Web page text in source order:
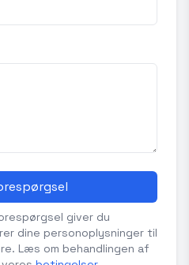
giver du
dine personoplysninger til
Læs om behandlingen af